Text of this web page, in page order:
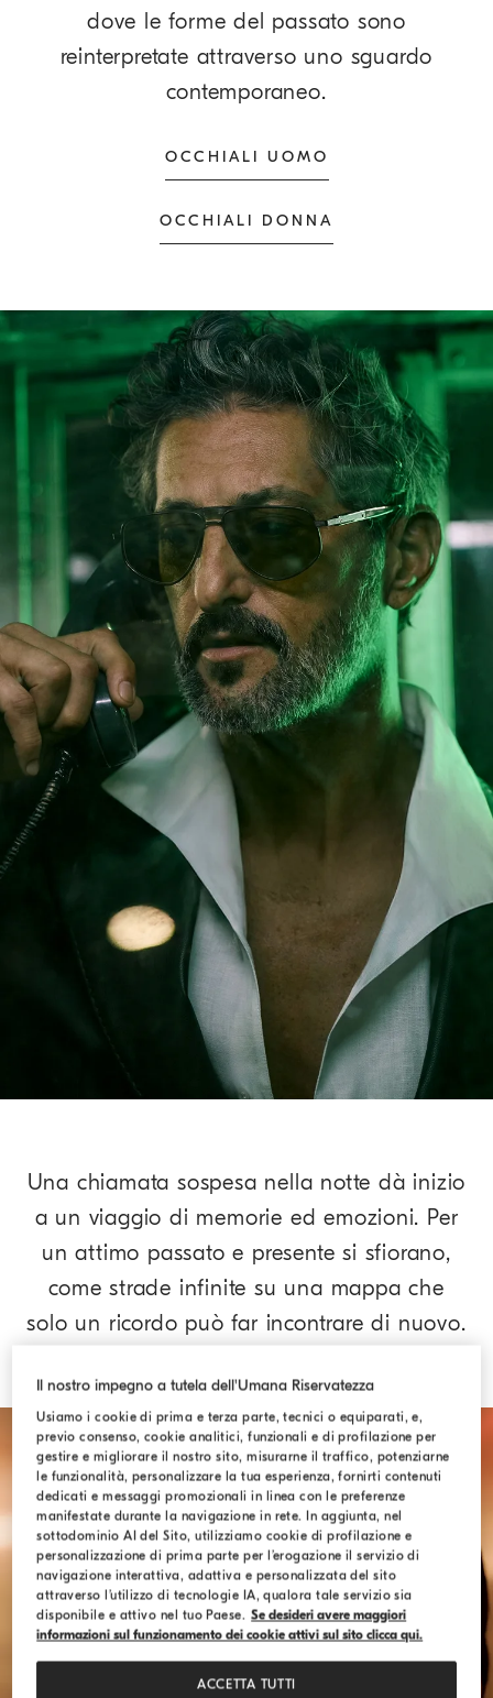
dove le forme del passato sono
reinterpretate attraverso uno sguardo
contemporaneo.
OCCHIALI UOMO
OCCHIALI DONNA
Una chiamata sospesa nella notte dà inizio
a un viaggio di memorie ed emozioni. Per
un attimo passato e presente si sfiorano,
come strade infinite su una mappa che
solo un ricordo può far incontrare di nuovo.
Il nostro impegno a tutela dell'Umana Riservatezza
Usiamo i cookie di prima e terza parte, tecnici o equiparati, e,
previo consenso, cookie analitici, funzionali e di profilazione per
gestire e migliorare il nostro sito, misurarne il traffico, potenziarne
le funzionalità, personalizzare la tua esperienza, fornirti contenuti
dedicati e messaggi promozionali in linea con le preferenze
manifestate durante la navigazione in rete. In aggiunta, nel
sottodominio AI del Sito, utilizziamo cookie di profilazione e
personalizzazione di prima parte per l’erogazione il servizio di
navigazione interattiva, adattiva e personalizzata del sito
attraverso l’utilizzo di tecnologie IA, qualora tale servizio sia
disponibile e attivo nel tuo Paese. Se desideri avere maggiori
informazioni sul funzionamento dei cookie attivi sul sito clicca qui.
ACCETTA TUTTI